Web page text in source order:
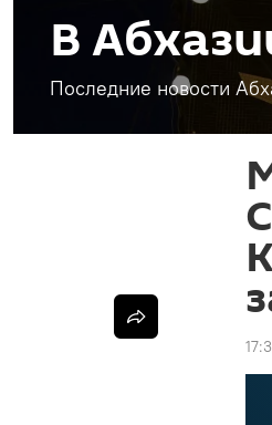
В
Последние новости